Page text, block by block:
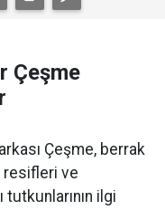
Çeşme
Çeşme, berrak
resifleri ve
ilgi